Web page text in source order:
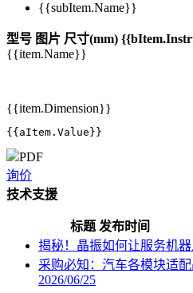
{{subItem.Name}}
型号 图片 尺寸(mm)
{{item.Name}}
{{item.Dimension}}
{{aItem.Value}}
PDF
询价
技术支援
标题 发布时间
揭秘！晶振如何让服务机
采购必知：汽车各模块适
2026/06/25